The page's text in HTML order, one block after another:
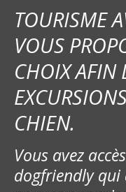
i
o
n
d
e
l
TOURISME
VOUS
CHOIX AFIN
CHIEN.
Vous avez
dogfriendly qui